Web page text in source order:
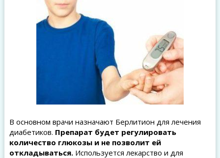
В основном врачи назначают Берлитион для лечения
диабетиков. Препарат будет регулировать
количество глюкозы и не позволит ей
откладываться.Используется лекарство и для